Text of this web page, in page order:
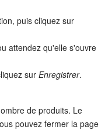
puis cliquez sur
attendez qu'elle s'ouvre
surEnregistrer.
de produits. Le
pouvez fermer la page